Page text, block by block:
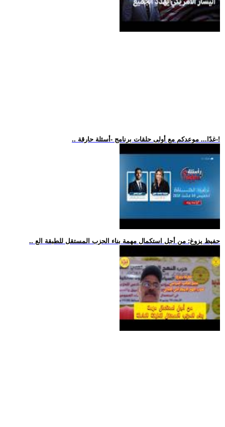
.. غدًا... موعدكم مع أولى حلقات برنامج -أسئلة حارقة-!
.. حفيظ يزوغ: من أجل استكمال مهمة بناء الحزب المستقل للطبقة الع